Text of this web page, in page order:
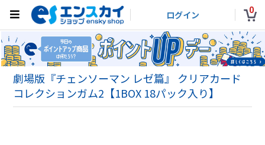
ログイン 0
劇場版『チェンソーマン レゼ篇』 クリアカード
コレクションガム2【1BOX 18パック入り】